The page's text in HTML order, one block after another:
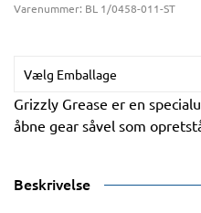
Varenummer: BL 1/0458-011-ST
Vælg Emballage
Grizzly Grease er en
åbne gear såvel som
Beskrivelse